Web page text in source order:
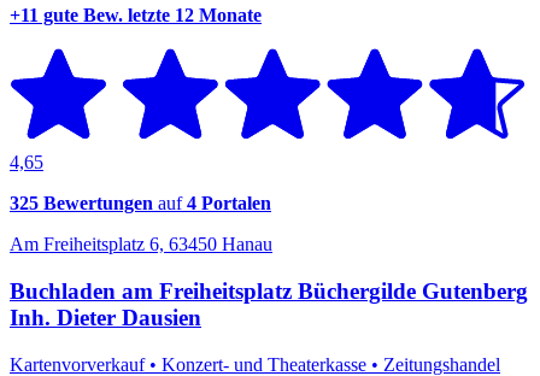
+11 gute Bew. letzte 12 Monate
4,65
325 Bewertungen auf4 Portalen
Am Freiheitsplatz 6, 63450 Hanau
Buchladen am Freiheitsplatz Büchergilde Gutenberg
Inh. Dieter Dausien
Kartenvorverkauf • Konzert- und Theaterkasse • Zeitungshandel